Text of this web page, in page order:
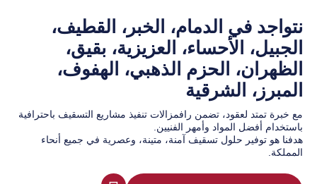
نتواجد في الدمام، الخبر، القطيف،
الجبيل، الأحساء، العزيزية، بقيق،
الظهران، الحزم الذهبي، الهفوف،
المبرز، الشرقية
مع خبرة تمتد لعقود، تضمن رافمزالات تنفيذ مشاريع التسقيف باحترافية
باستخدام أفضل المواد وأمهر الفنيين.
هدفنا هو توفير حلول تسقيف آمنة، متينة، وعصرية في جميع أنحاء
المملكة.